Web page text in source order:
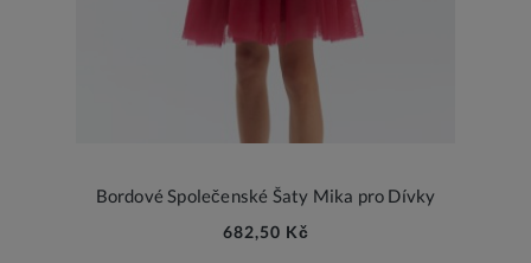
Bordové Společenské Šaty Mika pro Dívky
682,50 Kč